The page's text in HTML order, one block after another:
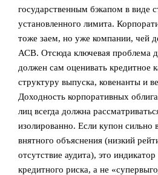
государственным бэкапом в виде
установленного лимита.
тоже заем, но уже компании, чей
АСВ. Отсюда ключевая проблема
должен сам оценивать кредитное
структуру выпуска, ковенанты и
Доходность корпоративных
лиц всегда должна
изолированно. Если купон сильно
внятного объяснения (низкий
отсутствие аудита), это
кредитного риска, а не